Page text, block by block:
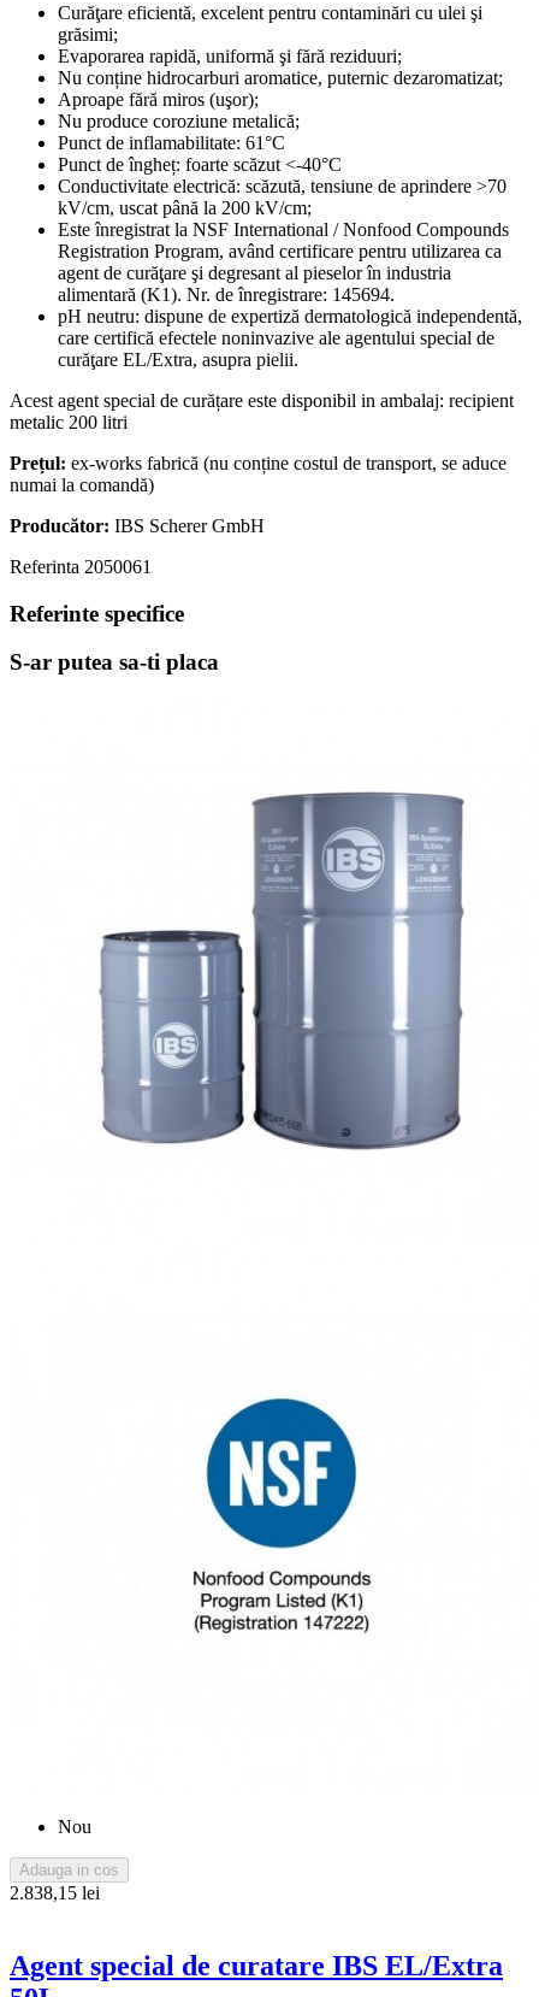
Curăţare eficientă, excelent pentru contaminări cu ulei şi
grăsimi;
Evaporarea rapidă, uniformă şi fără reziduuri;
Nu conține hidrocarburi aromatice, puternic dezaromatizat;
Aproape fără miros (uşor);
Nu produce coroziune metalică;
Punct de inflamabilitate: 61°C
Punct de îngheț: foarte scăzut <-40°C
Conductivitate electrică: scăzută, tensiune de aprindere >70
kV/cm, uscat până la 200 kV/cm;
Este înregistrat la NSF International / Nonfood Compounds
Registration Program, având certificare pentru utilizarea ca
agent de curăţare şi degresant al pieselor în industria
alimentară (K1). Nr. de înregistrare: 145694.
pH neutru: dispune de expertiză dermatologică independentă,
care certifică efectele noninvazive ale agentului special de
curăţare EL/Extra, asupra pielii.
Acest agent special de curățare este disponibil in ambalaj: recipient
metalic 200 litri
Prețul: ex-works fabrică (nu conține costul de transport, se aduce
numai la comandă)
Producător: IBS Scherer GmbH
Referinta 2050061
Referinte specifice
S-ar putea sa-ti placa
Nou
Adauga in cos
2.838,15 lei
Agent special de curatare IBS EL/Extra